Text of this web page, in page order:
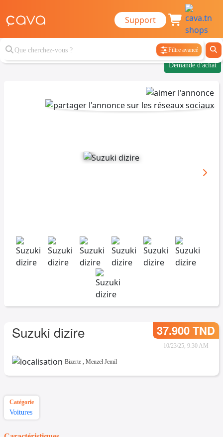
Support
Filtre avancé
Demande d'achat
Suzuki dizire 37.900 TND
10/23/25, 9:30 AM
Bizerte , Menzel Jemil
Catégorie
Voitures